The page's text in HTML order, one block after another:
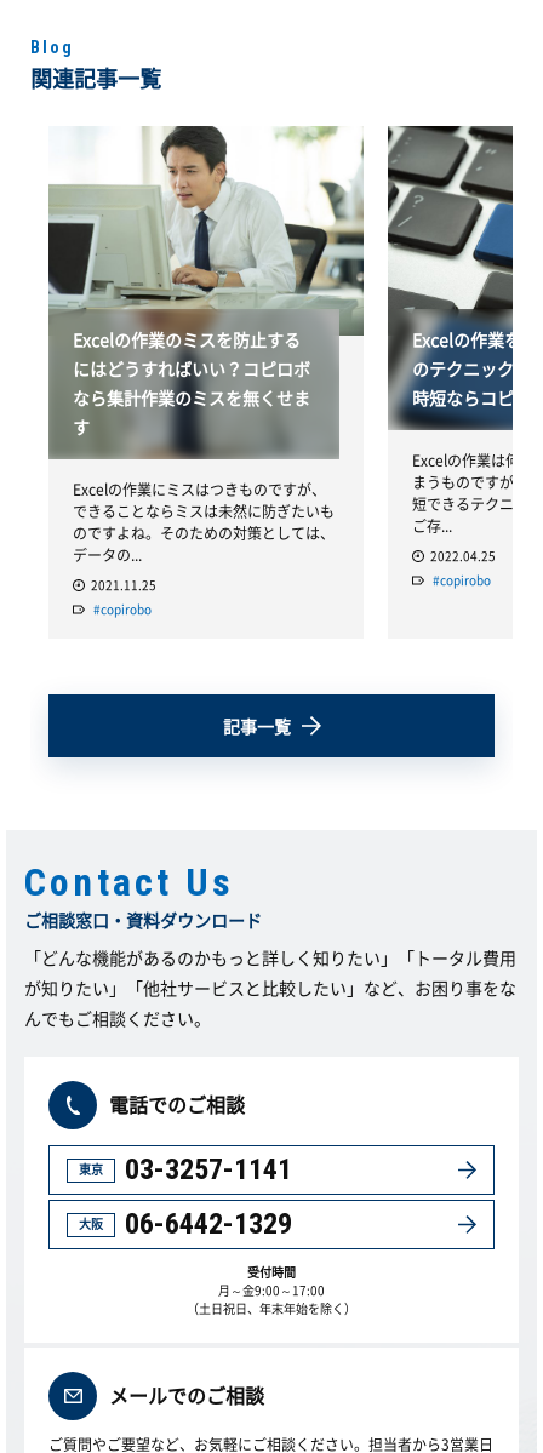
Blog
関連記事一覧
Excelの作業のミスを防止する
にはどうすればいい？コピロボ
なら集計作業のミスを無くせま
す
Excelの作業にミスはつきものですが、
できることならミスは未然に防ぎたいも
のですよね。そのための対策としては、
データの...
2021.11.25
#copirobo
Excelの作業を
のテクニック8
時短ならコピロ
Excelの作業は何か
まうものですが、
短できるテクニッ
ご存...
2022.04.25
#copirobo
記事一覧
Contact Us
ご相談窓口・資料ダウンロード
「どんな機能があるのかもっと詳しく知りたい」「トータル費用
が知りたい」「他社サービスと比較したい」など、お困り事をな
んでもご相談ください。
電話でのご相談
東京 03-3257-1141
大阪 06-6442-1329
受付時間
月～金9:00～17:00
（土日祝日、年末年始を除く）
メールでのご相談
ご質問やご要望など、お気軽にご相談ください。担当者から3営業日